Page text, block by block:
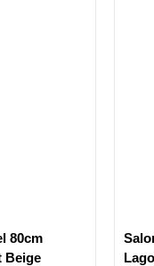
80cm
Beige